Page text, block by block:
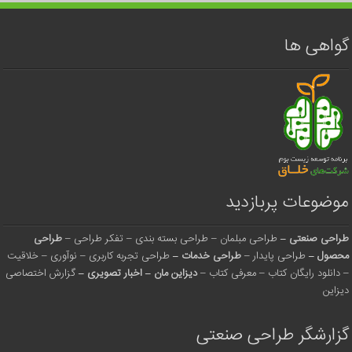
گواهی ها
موضوعات پربازدید
طراحی صنعتی – طراحی مبلمان – طراحی بسته بندی – تفکر طراحی –طراحی
محصول– طراحی پایدار–طراحی خدمات – طراحی تجربه کاربری – نوآوری –خلاقیت
–دانلود رایگان کتاب –معرفی کتاب –دیزاین مان –اخبار تصویری –گزارش اختصاصی
دیزاین
گزارشگر طراحی صنعتی